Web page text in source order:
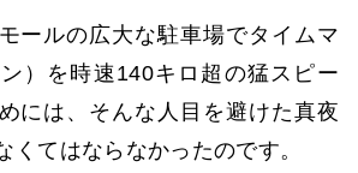
ールの広大な駐車場でタイムマ
）を時速140キロ超の猛スピー
には、そんな人目を避けた真夜
くてはならなかったのです。